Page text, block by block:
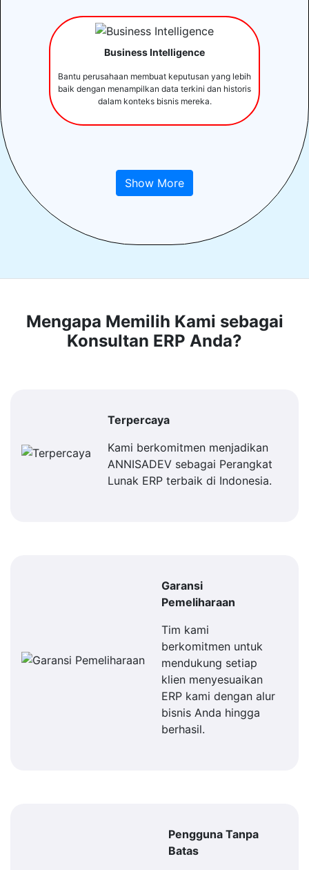
Business Intelligence
Bantu perusahaan membuat keputusan yang lebih
baik dengan menampilkan data terkini dan historis
dalam konteks bisnis mereka.
Show More
Mengapa Memilih Kami sebagai
Konsultan ERP Anda?
Terpercaya
Kami berkomitmen menjadikan
ANNISADEV sebagai Perangkat
Lunak ERP terbaik di Indonesia.
Garansi
Pemeliharaan
Tim kami
berkomitmen untuk
mendukung setiap
klien menyesuaikan
ERP kami dengan alur
bisnis Anda hingga
berhasil.
Pengguna Tanpa
Batas